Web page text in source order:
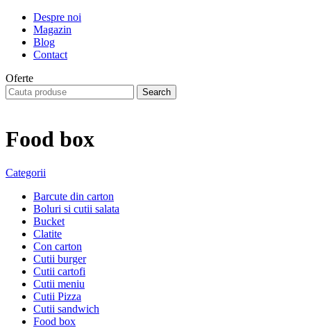
Despre noi
Magazin
Blog
Contact
Oferte
Search
Food box
Categorii
Barcute din carton
Boluri si cutii salata
Bucket
Clatite
Con carton
Cutii burger
Cutii cartofi
Cutii meniu
Cutii Pizza
Cutii sandwich
Food box